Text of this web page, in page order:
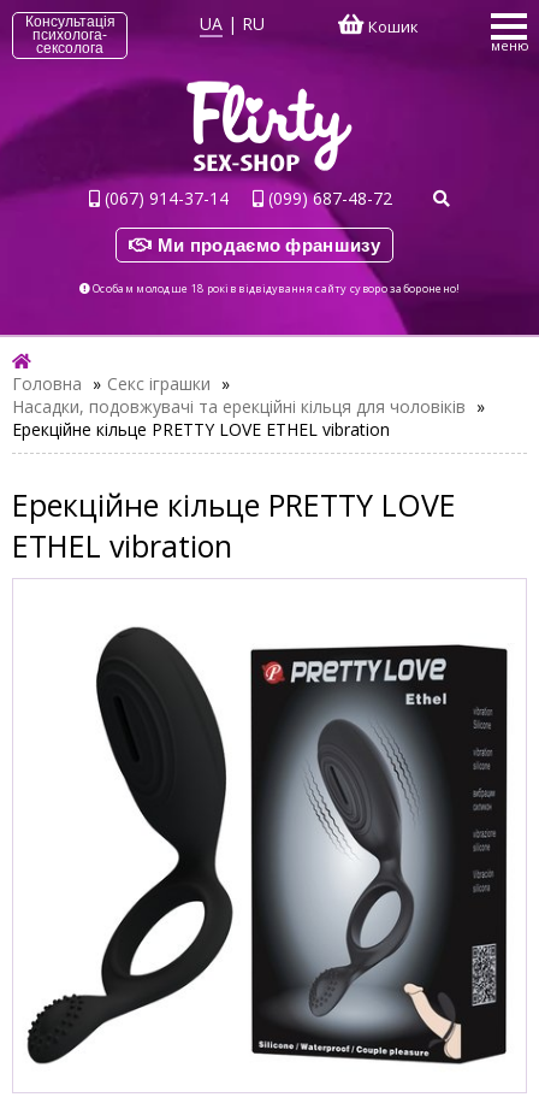
Консультація
психолога-
сексолога
UA | RU Кошик
меню
(067) 914-37-14 (099) 687-48-72
Ми продаємо франшизу
Особам молодше 18 років відвідування сайту суворо заборонено!
Головна » Секс іграшки »
Насадки, подовжувачі та ерекційні кільця для чоловіків »
Ерекційне кільце PRETTY LOVE ETHEL vibration
Ерекційне кільце PRETTY LOVE
ETHEL vibration